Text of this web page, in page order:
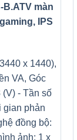
B.ATV màn
IPS
x 1440),
VA, Góc
(V) - Tần số
gian phản
đồng bộ:
ảnh: 1 x